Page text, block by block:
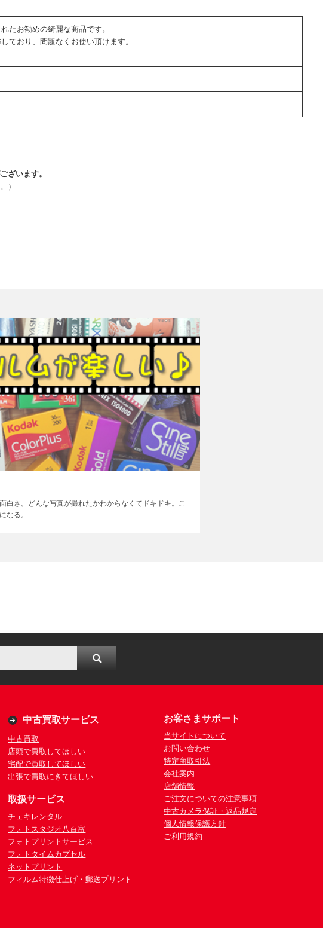
たお勧めの綺麗な商品です。
ており、問題なくお使い頂けます。
ざいます。
）
白さ。どんな写真が撮れたかわからなくてドキドキ。こ
なる。
中古買取サービス
中古買取
店頭で買取してほしい
宅配で買取してほしい
出張で買取にきてほしい
取扱サービス
チェキレンタル
フォトスタジオ八百富
フォトプリントサービス
フォトタイムカプセル
ネットプリント
フィルム特徴仕上げ・郵送プリント
お客さまサポート
当サイトについて
お問い合わせ
特定商取引法
会社案内
店舗情報
ご注文についての注意事項
中古カメラ保証・返品規定
個人情報保護方針
ご利用規約